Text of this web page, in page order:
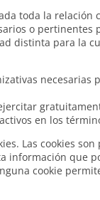
toda la
o
distinta para la
en los
Las cookies
que
cookie